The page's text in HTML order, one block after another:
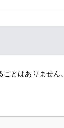
とはありません。